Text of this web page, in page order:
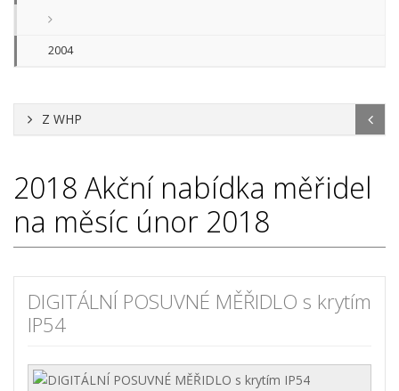
2004
Z WHP
2018 Akční nabídka měřidel
na měsíc únor 2018
DIGITÁLNÍ POSUVNÉ MĚŘIDLO s krytím
IP54